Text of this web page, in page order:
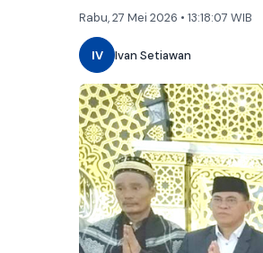
Rabu, 27 Mei 2026 • 13:18:07 WIB
IV Ivan Setiawan